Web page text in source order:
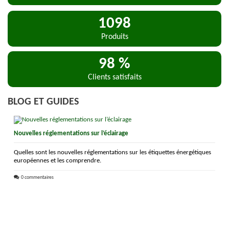
1100
Produits
99 %
Clients satisfaits
BLOG ET GUIDES
Nouvelles réglementations sur l’éclairage
Quelles sont les nouvelles réglementations sur les étiquettes énergétiques
européennes et les comprendre.
0 commentaires